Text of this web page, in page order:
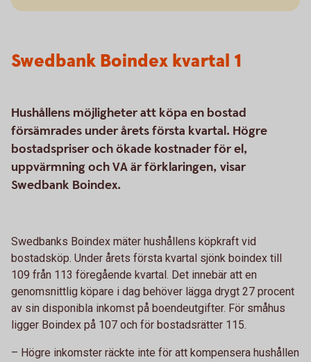
Swedbank Boindex kvartal 1
Hushållens möjligheter att köpa en bostad
försämrades under årets första kvartal. Högre
bostadspriser och ökade kostnader för el,
uppvärmning och VA är förklaringen, visar
Swedbank Boindex.
Swedbanks Boindex mäter hushållens köpkraft vid
bostadsköp. Under årets första kvartal sjönk boindex till
109 från 113 föregående kvartal. Det innebär att en
genomsnittlig köpare i dag behöver lägga drygt 27 procent
av sin disponibla inkomst på boendeutgifter. För småhus
ligger Boindex på 107 och för bostadsrätter 115.
– Högre inkomster räckte inte för att kompensera hushållen